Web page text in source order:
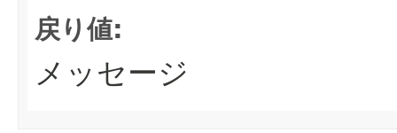
戻り値:
メッセージ